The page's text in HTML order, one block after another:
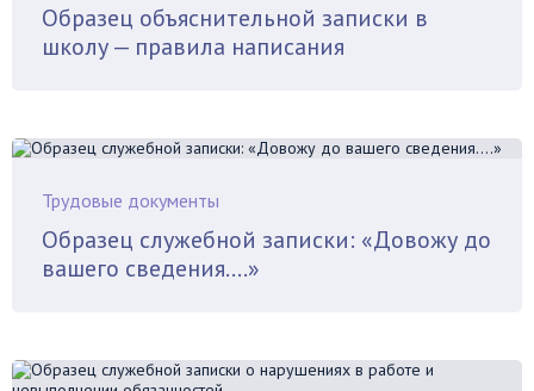
Образец объяснительной записки в
школу — правила написания
Трудовые документы
Образец служебной записки: «Довожу до
вашего сведения….»